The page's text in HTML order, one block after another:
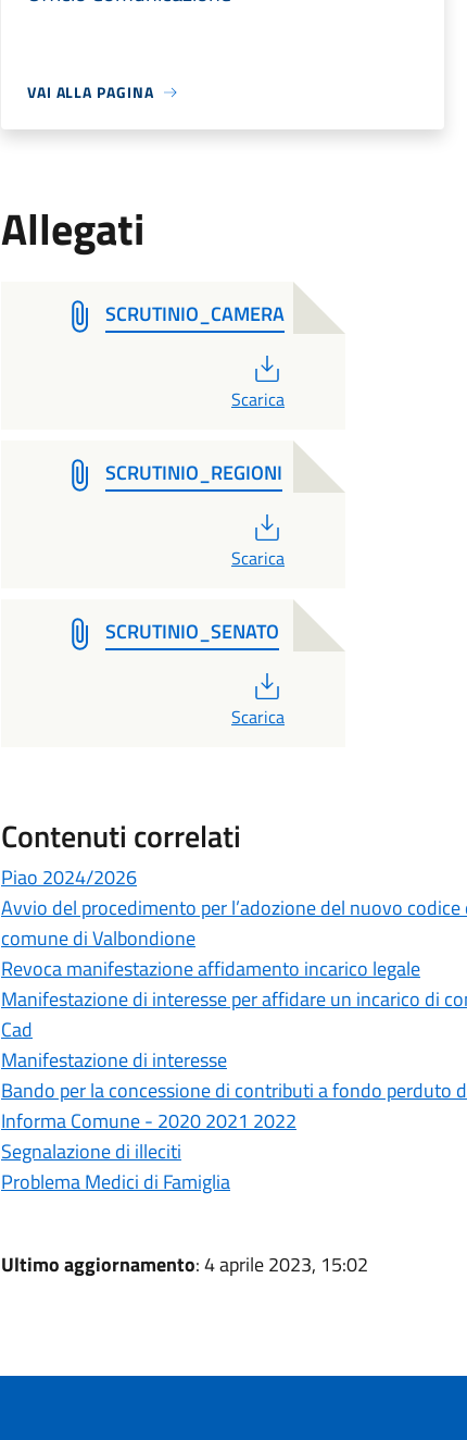
VAI ALLA PAGINA
Allegati
SCRUTINIO_CAMERA
Scarica
SCRUTINIO_REGIONI
Scarica
SCRUTINIO_SENATO
Scarica
Contenuti correlati
Piao 2024/2026
Avvio del procedimento per l’adozione del nuovo
comune di Valbondione
Revoca manifestazione affidamento incarico legale
Manifestazione di interesse per affidare un incarico di
Cad
Manifestazione di interesse
Bando per la concessione di contributi a fondo perduto
Informa Comune - 2020 2021 2022
Segnalazione di illeciti
Problema Medici di Famiglia
Ultimo aggiornamento: 4 aprile 2023, 15:02